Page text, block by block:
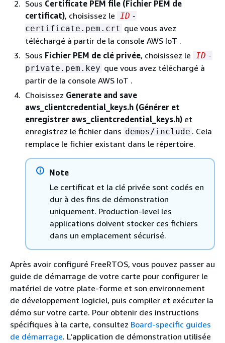
Sous Certificate PEM file (Fichier PEM de
certificat), choisissez le ID -
certificate.pem.crt que vous avez
téléchargé à partir de la console AWS IoT .
Sous Fichier PEM de clé privée, choisissez le ID -
private.pem.key que vous avez téléchargé à
partir de la console AWS IoT .
Choisissez Generate and save
aws_clientcredential_keys.h (Générer et
enregistrer aws_clientcredential_keys.h) et
enregistrez le fichier dans demos/include . Cela
remplace le fichier existant dans le répertoire.
Note
Le certificat et la clé privée sont codés en
dur à des fins de démonstration
uniquement. Production-level les
applications doivent stocker ces fichiers
dans un emplacement sécurisé.
Après avoir configuré FreeRTOS, vous pouvez passer au
guide de démarrage de votre carte pour configurer le
matériel de votre plate-forme et son environnement
de développement logiciel, puis compiler et exécuter la
démo sur votre carte. Pour obtenir des instructions
spécifiques à la carte, consultez Board-specific guides
de démarrage. L'application de démonstration utilisée